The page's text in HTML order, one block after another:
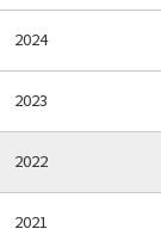
2024
2023
2022
2021